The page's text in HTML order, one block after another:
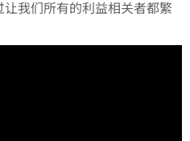
我们所有的利益相关者都繁